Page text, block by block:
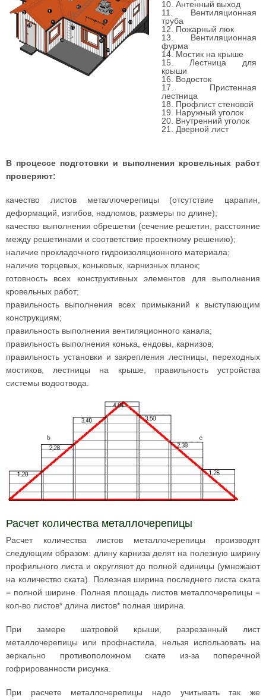
10. Антенный выход
11. Вентиляционная
труба
12. Пожарный люк
13. Вентиляционная
фурма
14. Мостик на крыше
15. Лестница для
крыши
16. Водосток
17. Пристенная
лестница
18. Профлист стеновой
19. Наружный уголок
20. Внутренний уголок
21. Дверной лист
В процессе подготовки и выполнения кровельных работ
проверяют:
качество листов металлочерепицы (отсутствие царапин,
деформаций, изгибов, надломов, размеры по длине);
качество выполнения обрешетки (сечение решетин, расстояние
между решетинами и соответствие проектному решению);
наличие прокладочного гидроизоляционного материала;
наличие торцевых, коньковых, карнизных планок;
готовность всех конструктивных элементов для выполнения
кровельных работ;
правильность выполнения всех примыканий к выступающим
конструкциям;
правильность выполнения вентиляционного канала;
правильность выполнения конька, ендовы, карнизов;
правильность установки и закрепления лестницы, переходных
мостиков, лестницы на крыше, правильность устройства
системы водоотвода.
Расчет количества металлочерепицы
Расчет количества листов металлочерепицы производят
следующим образом: длину карниза делят на полезную ширину
профильного листа и округляют до полной единицы (умножают
на количество ската). Полезная ширина последнего листа ската
= полной ширине. Полная площадь листов металлочерепицы =
кол-во листов* длина листов* полная ширина.
При замере шатровой крыши, разрезанный лист
металлочерепицы или профнастила, нельзя использовать на
зеркально противоположном скате из-за поперечной
гофрированности рисунка.
При расчете металлочерепицы надо учитывать так же